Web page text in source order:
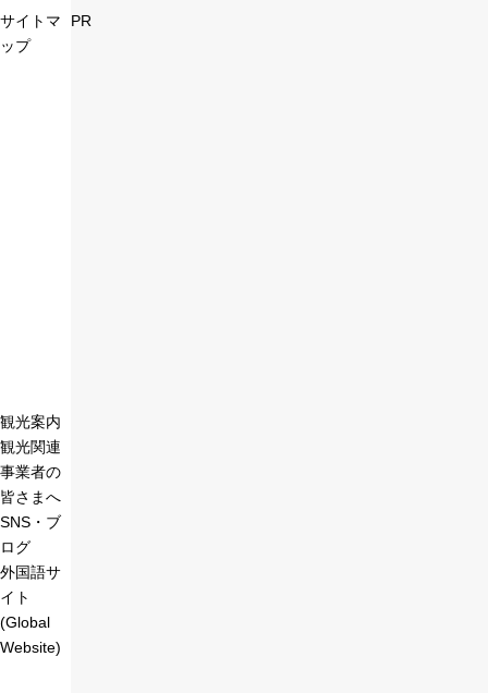
サイトマ
ップ
観光案内
観光関連
事業者の
皆さまへ
SNS・ブ
ログ
外国語サ
イト
(Global
Website)
PR